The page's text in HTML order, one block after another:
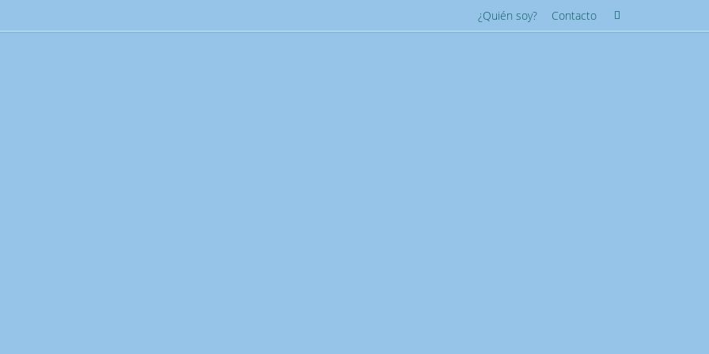
¿Quién soy? Contacto
para:
Buscar